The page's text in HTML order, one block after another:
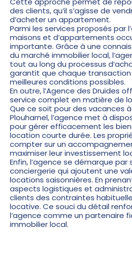
des clients, qu’il s’agisse de
d’acheter un appartement.
Parmi les services proposés par
maisons et d’appartements
importante. Grâce à une
du marché immobilier local,
tout au long du processus
garantit que chaque transaction
meilleures conditions possibles.
En outre, l’Agence des Druides
service complet en matière de
Que ce soit pour des vacances
Plouharnel, l’agence met à
pour gérer efficacement les
location courte durée. Les
compter sur un
maximiser leur investissement
Enfin, l’agence se démarque par
conciergerie qui ajoutent une
locations saisonnières. En
aspects logistiques et
clients des contraintes
locative. Ce souci du détail
l’agence comme un partenaire
immobilier local.